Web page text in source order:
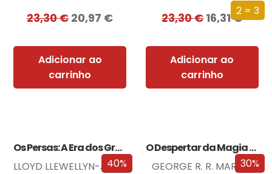
23,30€20,97 €
Adicionar ao
carrinho
2 = 3
23,30€16,31€
Adicionar ao
carrinho
40%
Os Persas: A Era dos Grandes Reis
LLOYD LLEWELLYN-JONES
30%
O Despertar da Magia (Edição especial limitada)
GEORGE R. R. MARTIN